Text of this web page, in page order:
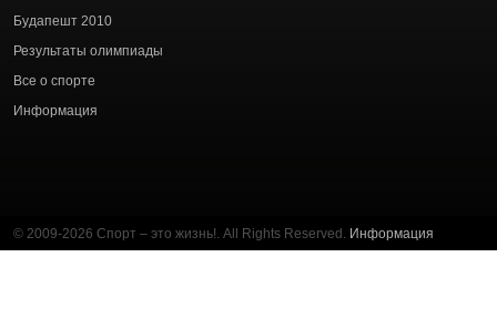
Будапешт 2010
Результаты олимпиады
Все о спорте
Информация
© 2009-2026 Спорт – это жизнь!. All Rights Reserved. Информация